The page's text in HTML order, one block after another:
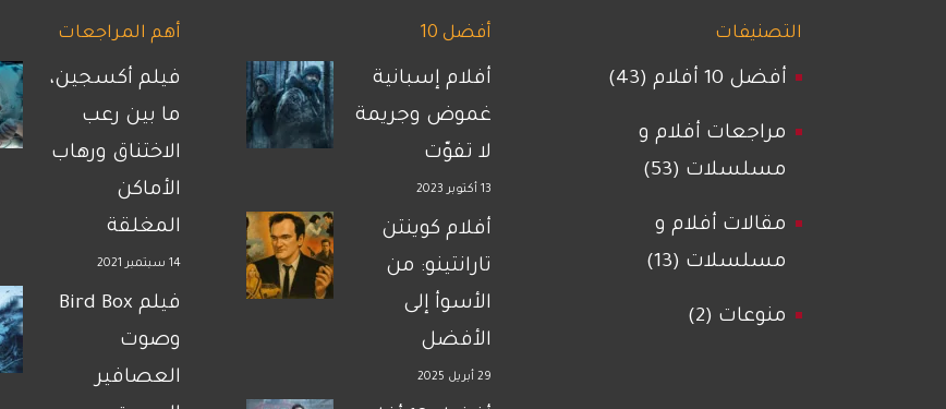
التصنيفات
أفضل 10 أفلام (43)
مراجعات أفلام و
مسلسلات (53)
مقالات أفلام و
مسلسلات (13)
منوعات (2)
أفضل 10
أفلام إسبانية
غموض وجريمة
لا تفوّت
13 أكتوبر 2023
أفلام كوينتن
تارانتينو: من
الأسوأ إلى
الأفضل
29 أبريل 2025
أهم المراجعات
فيلم أكسجين،
ما بين رعب
الاختناق ورهاب
الأماكن
المغلقة
14 سبتمبر 2021
فيلم Bird Box
وصوت
العصافير